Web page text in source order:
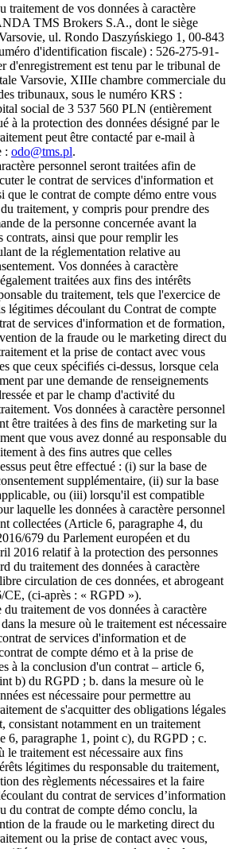
traitement de vos données à caractère
TMS Brokers S.A., dont le siège
ul. Rondo Daszyńskiego 1, 00-843
d'identification fiscale) : 526-275-91-
d'enregistrement est tenu par le tribunal de
Varsovie, XIIIe chambre commerciale du
tribunaux, sous le numéro KRS :
social de 3 537 560 PLN (entièrement
à la protection des données désigné par le
peut être contacté par e-mail à
: odo@tms.pl.
personnel seront traitées afin de
le contrat de services d'information et
que le contrat de compte démo entre vous
traitement, y compris pour prendre des
de la personne concernée avant la
contrats, ainsi que pour remplir les
de la réglementation relative au
Vos données à caractère
traitées aux fins des intérêts
du traitement, tels que l'exercice de
légitimes découlant du Contrat de compte
de services d'information et de formation,
de la fraude ou le marketing direct du
et la prise de contact avec vous
que ceux spécifiés ci-dessus, lorsque cela
par une demande de renseignements
et par le champ d'activité du
Vos données à caractère personnel
être traitées à des fins de marketing sur la
que vous avez donné au responsable du
à des fins autres que celles
peut être effectué : (i) sur la base de
supplémentaire, (ii) sur la base
ou (iii) lorsqu'il est compatible
laquelle les données à caractère personnel
collectées (Article 6, paragraphe 4, du
679 du Parlement européen et du
2016 relatif à la protection des personnes
du traitement des données à caractère
circulation de ces données, et abrogeant
CE, (ci-après : « RGPD »).
traitement de vos données à caractère
la mesure où le traitement est nécessaire
de services d'information et de
de compte démo et à la prise de
à la conclusion d'un contrat – article 6,
b) du RGPD ; b. dans la mesure où le
est nécessaire pour permettre au
de s'acquitter des obligations légales
consistant notamment en un traitement
6, paragraphe 1, point c), du RGPD ; c.
le traitement est nécessaire aux fins
légitimes du responsable du traitement,
des règlements nécessaires et la faire
du contrat de services d’information
du contrat de compte démo conclu, la
de la fraude ou le marketing direct du
ou la prise de contact avec vous,